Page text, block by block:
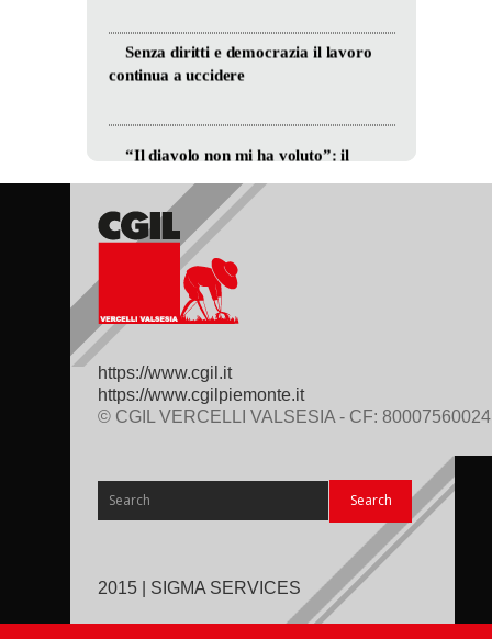
https://www.cgil.it
https://www.cgilpiemonte.it
© CGIL VERCELLI VALSESIA - CF: 80007560024
2015 | SIGMA SERVICES